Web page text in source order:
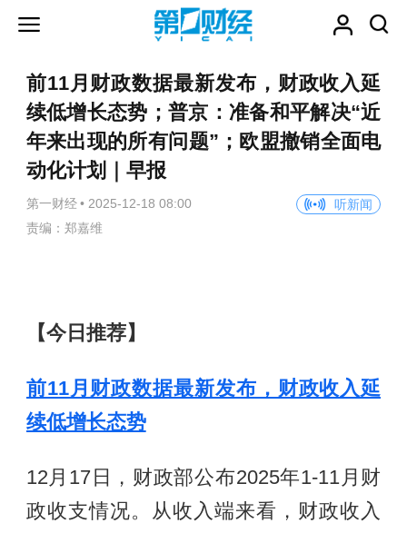
前11月财政数据最新发布，财政收入延
续低增长态势；普京：准备和平解决“近
年来出现的所有问题”；欧盟撤销全面电
动化计划｜早报
第一财经 • 2025-12-18 08:00
听新闻
责编：郑嘉维
【今日推荐】
前11月财政数据最新发布，财政收入延
续低增长态势
12月17日，财政部公布2025年1-11月财
政收支情况。从收入端来看，财政收入